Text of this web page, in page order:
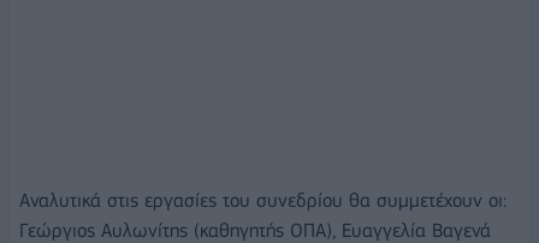
Αναλυτικά στις εργασίες του συνεδρίου θα συμμετέχουν οι:
Γεώργιος Αυλωνίτης (καθηγητής ΟΠΑ), Ευαγγελία Βαγενά